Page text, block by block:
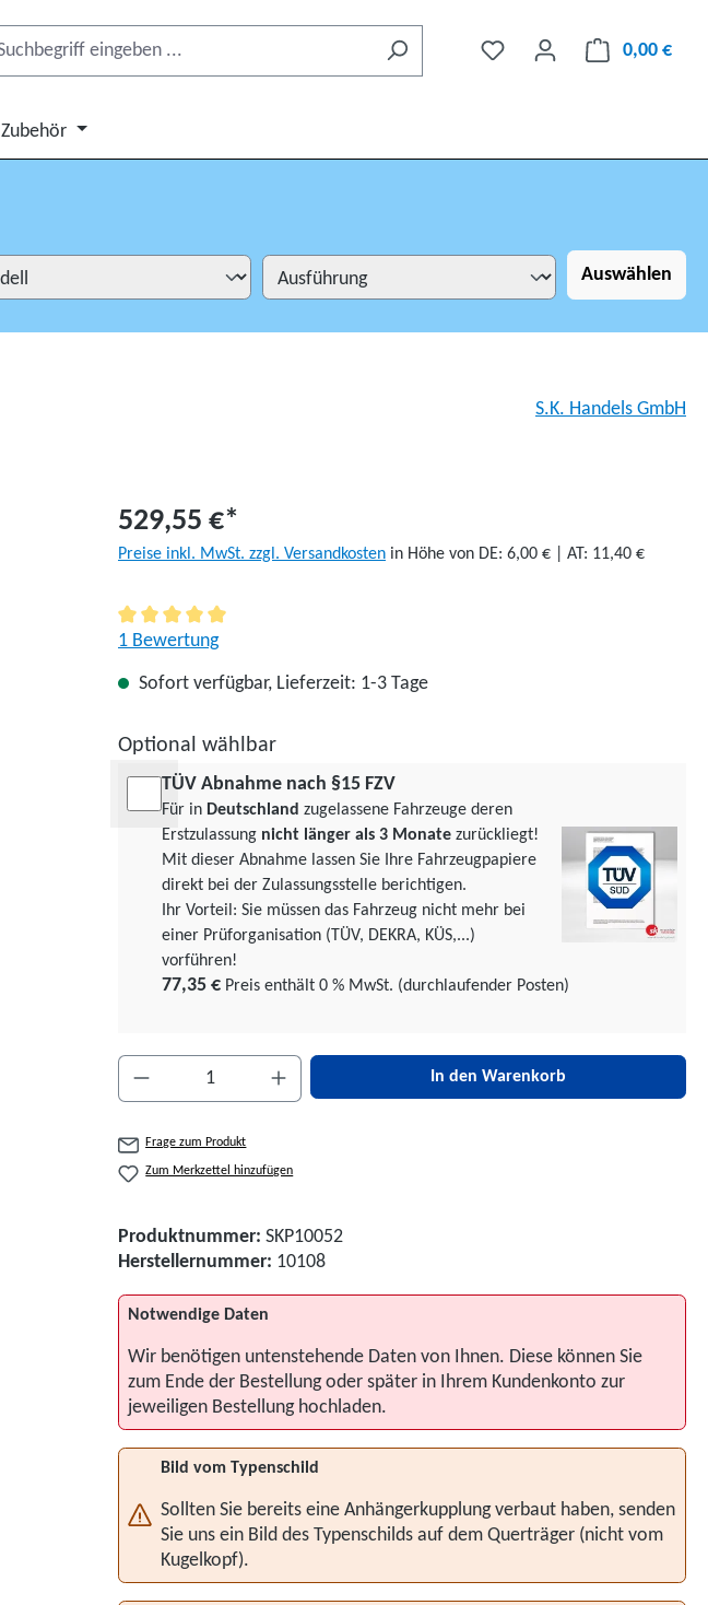
0,00 €
Zubehör
Auswählen
S.K. Handels GmbH
529,55 €*
Preise inkl. MwSt. zzgl. Versandkosten in Höhe von DE: 6,00 € | AT: 11,40 €
Durchschnittliche Bewertung von 5 von 5 Sternen
1 Bewertung
Sofort verfügbar, Lieferzeit: 1-3 Tage
Optional wählbar
TÜV Abnahme nach §15 FZV
Für in Deutschland zugelassene Fahrzeuge deren
Erstzulassung nicht länger als 3 Monate zurückliegt!
Mit dieser Abnahme lassen Sie Ihre Fahrzeugpapiere
direkt bei der Zulassungsstelle berichtigen.
Ihr Vorteil: Sie müssen das Fahrzeug nicht mehr bei
einer Prüforgani­sation (TÜV, DEKRA, KÜS,...)
vorführen!
77,35 € Preis enthält 0 % MwSt. (durchlaufender Posten)
Produkt Anzahl: Gib den gewünschten Wert ein oder
In den Warenkorb
Frage zum Produkt
Zum Merkzettel hinzufügen
Produktnummer: SKP10052
Herstellernummer: 10108
Notwendige Daten
Wir benötigen untenstehende Daten von Ihnen. Diese können Sie
zum Ende der Bestellung oder später in Ihrem Kundenkonto zur
jeweiligen Bestellung hochladen.
Bild vom Typenschild
Sollten Sie bereits eine Anhängerkupplung verbaut haben, senden
Sie uns ein Bild des Typenschilds auf dem Querträger (nicht vom
Kugelkopf).